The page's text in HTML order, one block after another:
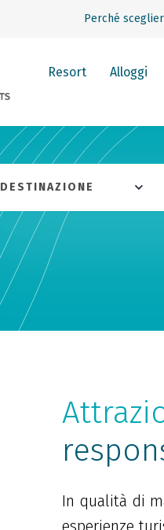
Perché
Resort Alloggi
DESTINAZIONE
In qualità di
esperienze